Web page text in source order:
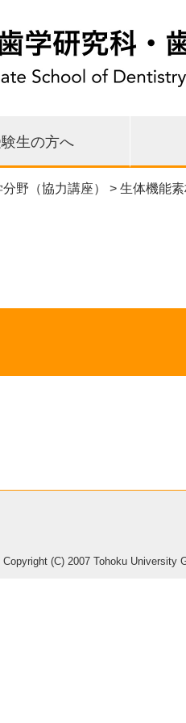
生の方へ
野（協力講座） > 生体機能
Copyright (C) 2007 Tohoku University